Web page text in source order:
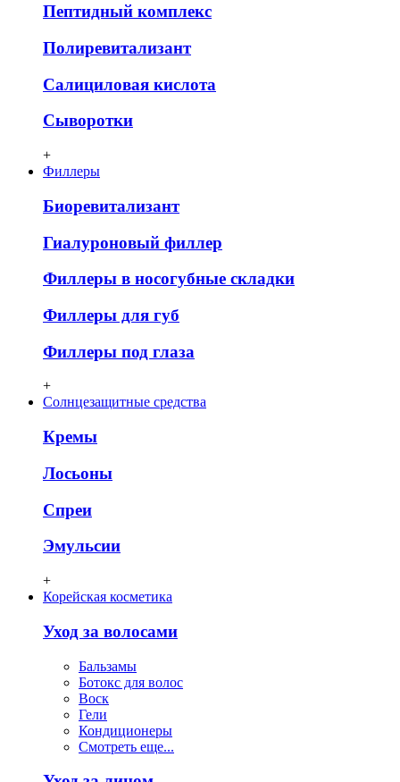
Пептидный комплекс
Полиревитализант
Салициловая кислота
Сыворотки
+
Филлеры
Биоревитализант
Гиалуроновый филлер
Филлеры в носогубные складки
Филлеры для губ
Филлеры под глаза
+
Солнцезащитные средства
Кремы
Лосьоны
Спреи
Эмульсии
+
Корейская косметика
Уход за волосами
Бальзамы
Ботокс для волос
Воск
Гели
Кондиционеры
Смотреть еще...